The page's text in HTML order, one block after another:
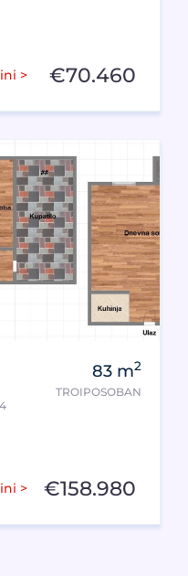
> €70.460
83 m2
TROIPOSOBAN
> €158.980